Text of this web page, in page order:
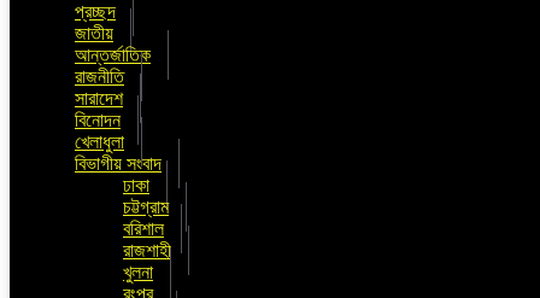
প্রচ্ছদ
জাতীয়
আন্তর্জাতিক
রাজনীতি
সারাদেশ
বিনোদন
খেলাধুলা
বিভাগীয় সংবাদ
ঢাকা
চট্টগ্রাম
বরিশাল
রাজশাহী
খুলনা
রংপুর